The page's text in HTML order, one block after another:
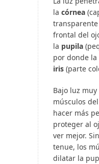
la córnea
frontal del
la pupila
por donde la
iris (parte
Bajo luz
músculos
hacer más
proteger al
ver mejor.
tenue, los
dilatar la